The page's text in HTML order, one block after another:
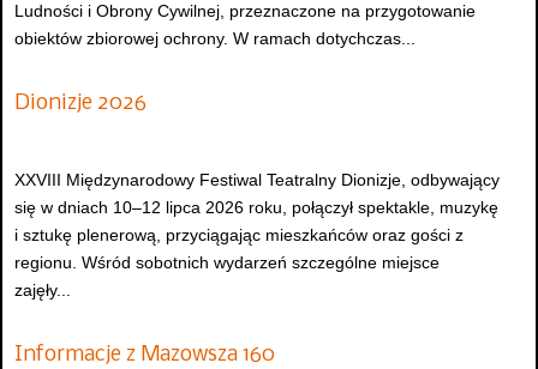
Ludności i Obrony Cywilnej, przeznaczone na przygotowanie
obiektów zbiorowej ochrony. W ramach dotychczas...
Dionizje 2026
XXVIII Międzynarodowy Festiwal Teatralny Dionizje, odbywający
się w dniach 10–12 lipca 2026 roku, połączył spektakle, muzykę
i sztukę plenerową, przyciągając mieszkańców oraz gości z
regionu. Wśród sobotnich wydarzeń szczególne miejsce
zajęły...
Informacje z Mazowsza 160